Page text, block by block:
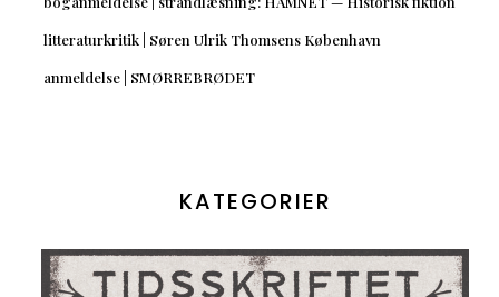
litteraturkritik | Søren Ulrik Thomsens København
anmeldelse | SMØRREBRØDET
KATEGORIER